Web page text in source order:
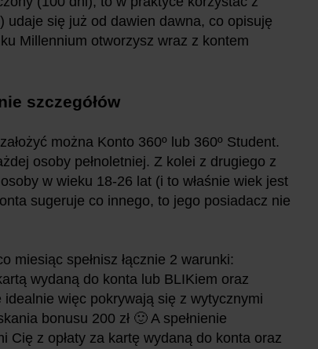
udaje się już od dawien dawna, co opisuję
Millennium otworzysz wraz z kontem
szczegółów
można Konto 360º lub 360º Student.
osoby pełnoletniej. Z kolei z drugiego z
w wieku 18-26 lat (i to właśnie wiek jest
sugeruje co innego, to jego posiadacz nie
miesiąc spełnisz łącznie 2 warunki:
wydaną do konta lub BLIKiem oraz
idealnie więc pokrywają się z wytycznymi
bonusu 200 zł 🙂 A spełnienie
Cię z opłaty za kartę wydaną do konta oraz